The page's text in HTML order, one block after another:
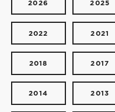
2026 2025
2022 2021
2018 2017
2014 2013